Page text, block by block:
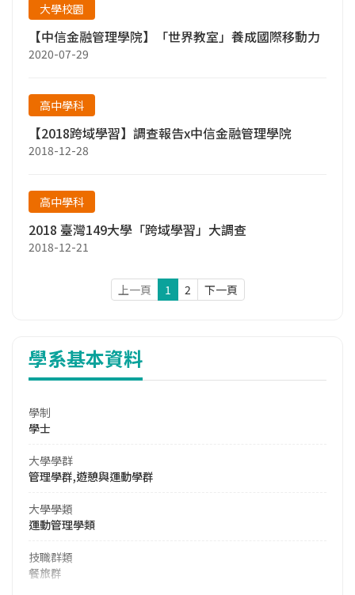
大學校園
【中信金融管理學院】「世界教室」養成國際移動力
2020-07-29
高中學科
【2018跨域學習】調查報告x中信金融管理學院
2018-12-28
高中學科
2018 臺灣149大學「跨域學習」大調查
2018-12-21
上一頁 1 2 下一頁
學系基本資料
學制
學士
大學學群
管理學群,遊憩與運動學群
大學學類
運動管理學類
技職群類
餐旅群